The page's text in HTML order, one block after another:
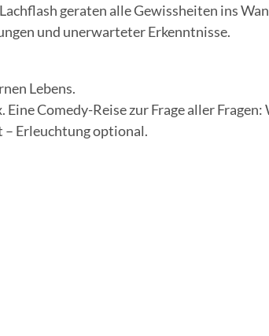
geraten alle Gewissheiten ins
und unerwarteter Erkenntnisse.
Lebens.
Comedy-Reise zur Frage aller Fragen:
– Erleuchtung optional.